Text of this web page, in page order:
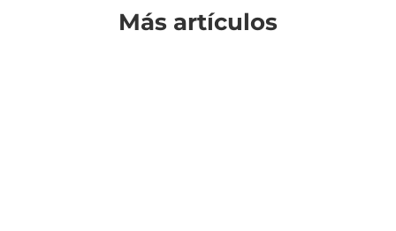
Más artículos